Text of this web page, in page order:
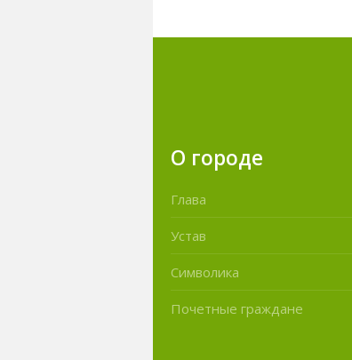
О городе
Глава
Устав
Символика
Почетные граждане